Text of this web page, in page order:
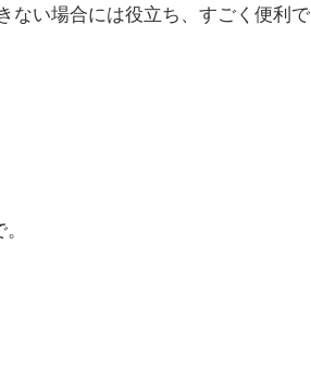
ない場合には役立ち、すごく便利で